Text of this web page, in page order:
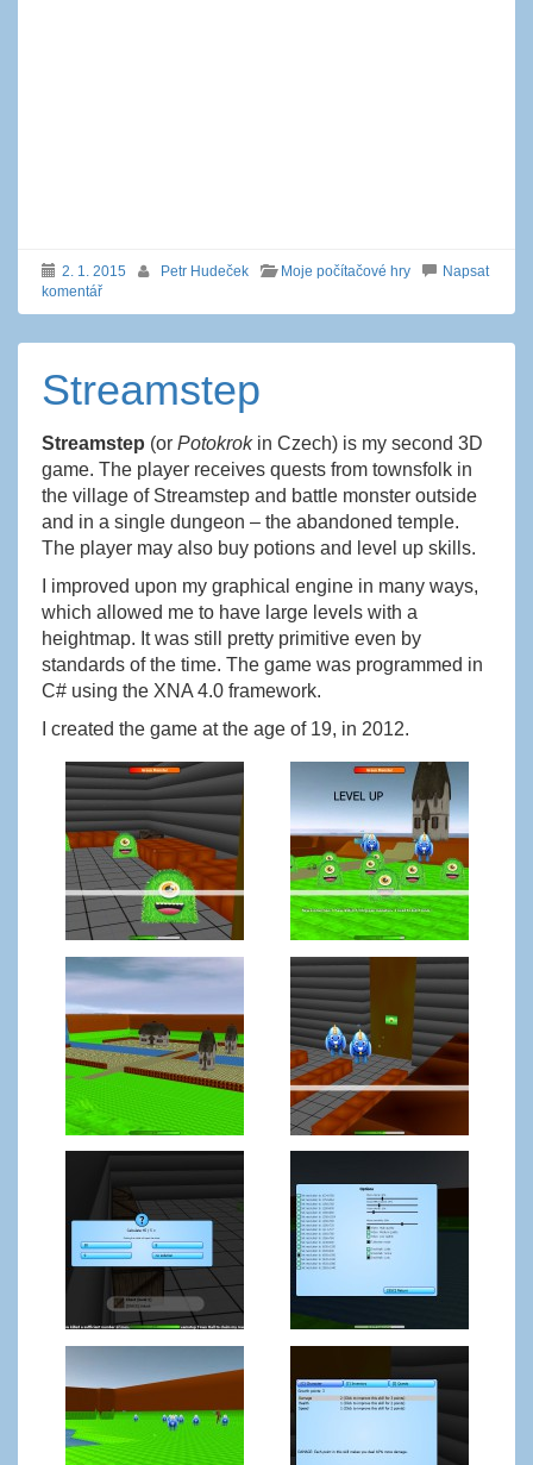
2. 1. 2015 Petr Hudeček Moje počítačové hry
Napsat
komentář
Streamstep
Streamstep (or Potokrokin Czech) is my second 3D
game. The player receives quests from townsfolk in
the village of Streamstep and battle monster outside
and in a single dungeon – the abandoned temple.
The player may also buy potions and level up skills.
I improved upon my graphical engine in many ways,
which allowed me to have large levels with a
heightmap. It was still pretty primitive even by
standards of the time. The game was programmed in
C# using the XNA 4.0 framework.
I created the game at the age of 19, in 2012.